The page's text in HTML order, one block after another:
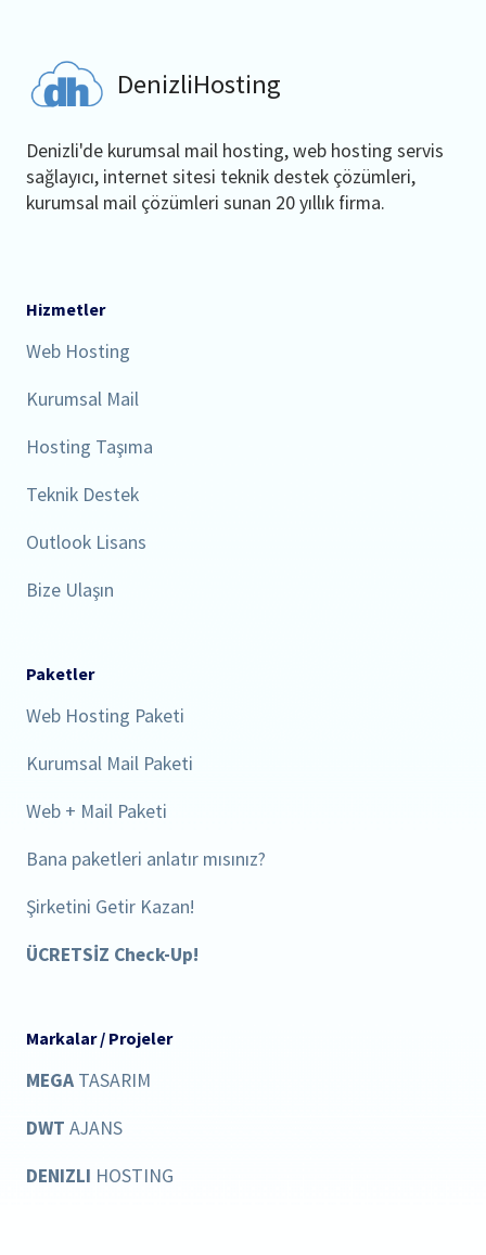
DenizliHosting
Denizli'de kurumsal mail hosting, web hosting servis
sağlayıcı, internet sitesi teknik destek çözümleri,
kurumsal mail çözümleri sunan 20 yıllık firma.
Hizmetler
Web Hosting
Kurumsal Mail
Hosting Taşıma
Teknik Destek
Outlook Lisans
Bize Ulaşın
Paketler
Web Hosting Paketi
Kurumsal Mail Paketi
Web + Mail Paketi
Bana paketleri anlatır mısınız?
Şirketini Getir Kazan!
ÜCRETSİZ Check-Up!
Markalar / Projeler
MEGA TASARIM
DWT AJANS
DENIZLI HOSTING